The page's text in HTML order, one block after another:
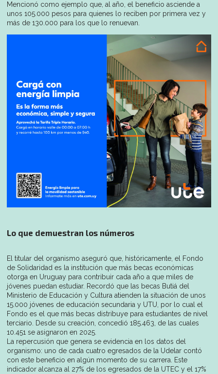
Mencionó como ejemplo que, al año, el beneficio asciende a
unos 105.000 pesos para quienes lo reciben por primera vez y
más de 130.000 para los que lo renuevan.
Lo que demuestran los números
El titular del organismo aseguró que, históricamente, el Fondo
de Solidaridad es la institución que más becas económicas
otorga en Uruguay para contribuir cada año a que miles de
jóvenes puedan estudiar. Recordó que las becas Butiá del
Ministerio de Educación y Cultura atienden la situación de unos
15.000 jóvenes de educación secundaria y UTU, por lo cual el
Fondo es el que más becas distribuye para estudiantes de nivel
terciario. Desde su creación, concedió 185.463, de las cuales
10.451 se asignaron en 2025.
La repercusión que genera se evidencia en los datos del
organismo: uno de cada cuatro egresados de la Udelar contó
con este beneficio en algún momento de su carrera. Este
indicador alcanza al 27% de los egresados de la UTEC y el 17%